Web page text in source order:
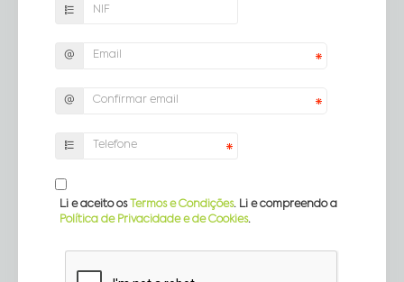
Li e aceito os Termos e Condições. Li e compreendo a
Política de Privacidade e de Cookies.